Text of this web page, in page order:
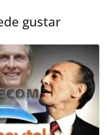
gustar